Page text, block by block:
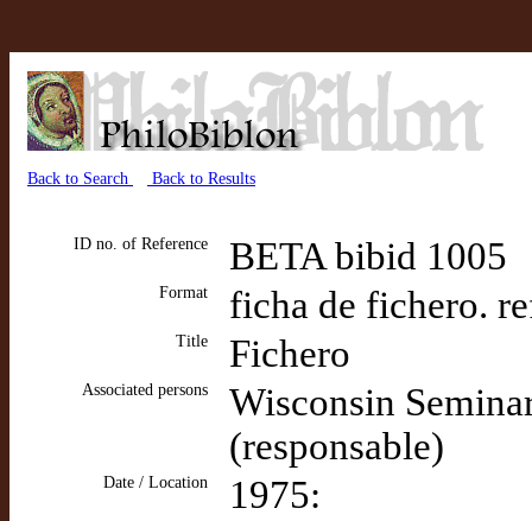
Back to Search Back to Results
ID no. of Reference BETA bibid 1005
Format ficha de fichero.
Title Fichero
Associated persons
Wisconsin
(responsable)
Date / Location 1975: